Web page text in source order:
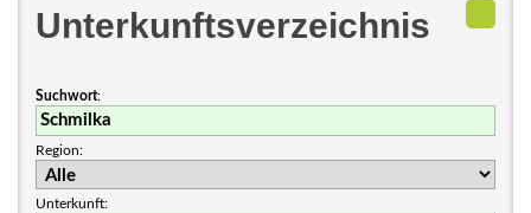
Unterkunftsverzeichnis
Suchwort:
Region:
Unterkunft: